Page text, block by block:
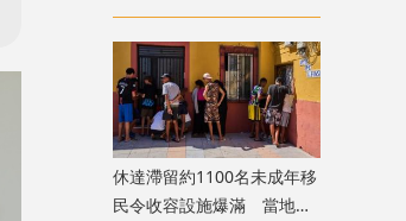
武器的國際法義務
​休達滯留約1100名未成年移
民令收容設施爆滿 當地冀